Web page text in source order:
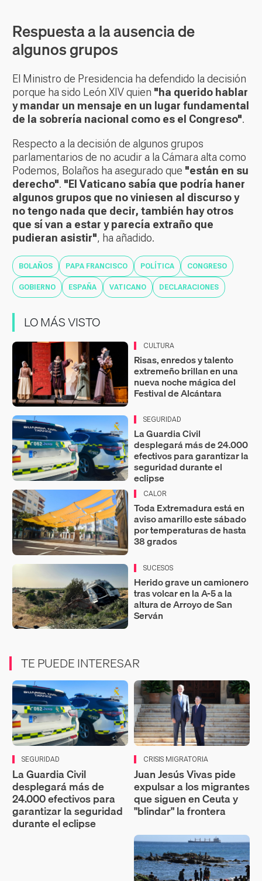
Respuesta a la ausencia de
algunos grupos
El Ministro de Presidencia ha defendido la decisión
porque ha sido León XIV quien "ha querido hablar
y mandar un mensaje en un lugar fundamental
de la sobrería nacional como es el Congreso".
Respecto a la decisión de algunos grupos
parlamentarios de no acudir a la Cámara alta como
Podemos, Bolaños ha asegurado que "están en su
derecho". "El Vaticano sabía que podría haner
algunos grupos que no viniesen al discurso y
no tengo nada que decir, también hay otros
que sí van a estar y parecía extraño que
pudieran asistir", ha añadido.
BOLAÑOS PAPA FRANCISCO POLÍTICA CONGRESO
GOBIERNO ESPAÑA VATICANO DECLARACIONES
LO MÁS VISTO
CULTURA
Risas, enredos y talento
extremeño brillan en una
nueva noche mágica del
Festival de Alcántara
SEGURIDAD
La Guardia Civil
desplegará más de 24.000
efectivos para garantizar la
seguridad durante el
eclipse
CALOR
Toda Extremadura está en
aviso amarillo este sábado
por temperaturas de hasta
38 grados
SUCESOS
Herido grave un camionero
tras volcar en la A-5 a la
altura de Arroyo de San
Serván
TE PUEDE INTERESAR
SEGURIDAD
La Guardia Civil
desplegará más de
24.000 efectivos para
garantizar la seguridad
durante el eclipse
CRISIS MIGRATORIA
Juan Jesús Vivas pide
expulsar a los migrantes
que siguen en Ceuta y
"blindar" la frontera